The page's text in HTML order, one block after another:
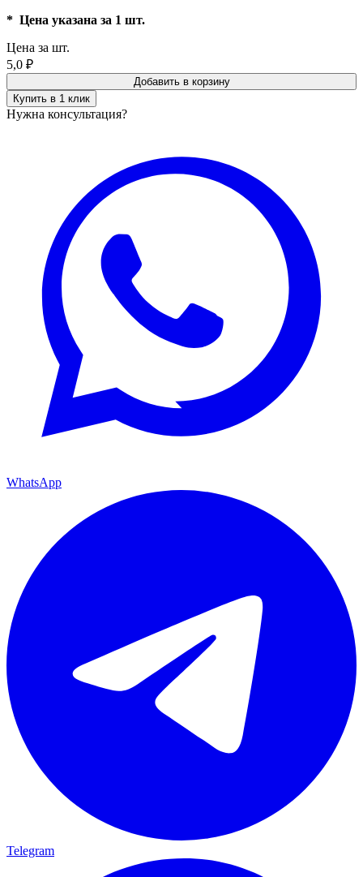
* Цена указана за 1 шт.
Цена за шт.
5,0 ₽
Добавить в корзину
Купить в 1 клик
Нужна консультация?
WhatsApp
Telegram